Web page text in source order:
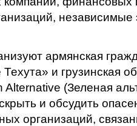
независимые
армянская
и грузинская
Alternative (Зеленая
и обсудить
организаций,